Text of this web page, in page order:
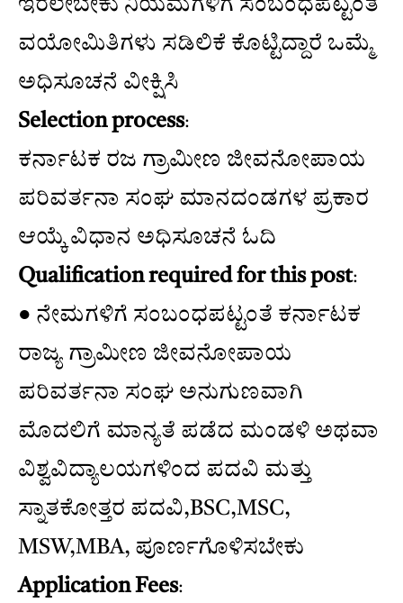
ಇರಲೇಬೇಕು ನಿಯಮಗಳಿಗೆ ಸಂಬಂಧಪಟ್ಟಂತೆ
ವಯೋಮಿತಿಗಳು ಸಡಿಲಿಕೆ ಕೊಟ್ಟಿದ್ದಾರೆ ಒಮ್ಮೆ
ಅಧಿಸೂಚನೆ ವೀಕ್ಷಿಸಿ
Selection process:
ಕರ್ನಾಟಕ ರಜ ಗ್ರಾಮೀಣ ಜೀವನೋಪಾಯ
ಪರಿವರ್ತನಾ ಸಂಘ ಮಾನದಂಡಗಳ ಪ್ರಕಾರ
ಆಯ್ಕೆ ವಿಧಾನ ಅಧಿಸೂಚನೆ ಓದಿ
Qualification required for this post:
● ನೇಮಗಳಿಗೆ ಸಂಬಂಧಪಟ್ಟಂತೆ ಕರ್ನಾಟಕ
ರಾಜ್ಯ ಗ್ರಾಮೀಣ ಜೀವನೋಪಾಯ
ಪರಿವರ್ತನಾ ಸಂಘ ಅನುಗುಣವಾಗಿ
ಮೊದಲಿಗೆ ಮಾನ್ಯತೆ ಪಡೆದ ಮಂಡಳಿ ಅಥವಾ
ವಿಶ್ವವಿದ್ಯಾಲಯಗಳಿಂದ ಪದವಿ ಮತ್ತು
ಸ್ನಾತಕೋತ್ತರ ಪದವಿ,BSC,MSC,
MSW,MBA, ಪೂರ್ಣಗೊಳಿಸಬೇಕು
Application Fees: